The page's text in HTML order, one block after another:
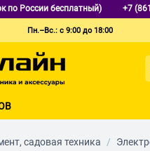
по России бесплатный) +7
Пн.–Вс.: с 9:00 до 18:00
садовая техника /